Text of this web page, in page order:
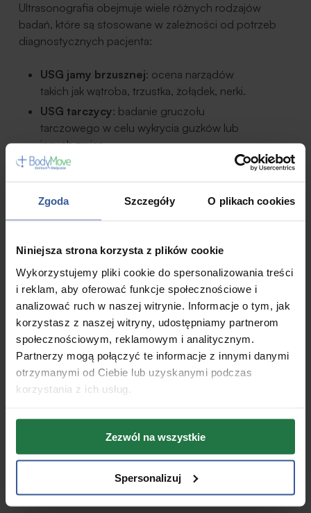
Zgoda Szczegóły O plikach cookies
Niniejsza strona korzysta z plików cookie
Wykorzystujemy pliki cookie do spersonalizowania treści
i reklam, aby oferować funkcje społecznościowe i
analizować ruch w naszej witrynie. Informacje o tym, jak
korzystasz z naszej witryny, udostępniamy partnerom
społecznościowym, reklamowym i analitycznym.
Partnerzy mogą połączyć te informacje z innymi danymi
otrzymanymi od Ciebie lub uzyskanymi podczas
korzystania z ich usług.
Zezwól na wszystkie
Spersonalizuj
Ultrasonografia obejmuje wiele różnych rodzajów
badań, które są stosowane w zależności od potrzeb
diagnostycznych pacjenta:
USG jamy brzusznej: ocena narządów
takich jak wątroba, trzustka, żołądek, nerki.
USG tarczycy: badanie gruczołu
tarczowego w celu wykrycia guzków lub
innych zmian.
USG położnicze
: stosowane w ciąży do
pozycji.
USG serca (ECHO serca)
wielkości jam serca.
USG naczyń: ocena przepływu krwi w
tętnicach i żyłach, np. w celu wykrycia
zakrzepów.
8. Jak się przygotować, aby uniknąć stresu?
Dla wielu pacjentów wizyta naUSGmoże być źródłem
stresu, szczególnie jeśli nie wiedzą, czego się
Zebrać informacje : Przed badaniem
warto zebrać jak najwięcej informacji, aby
bać się zadawać pytań lekarzowi lub